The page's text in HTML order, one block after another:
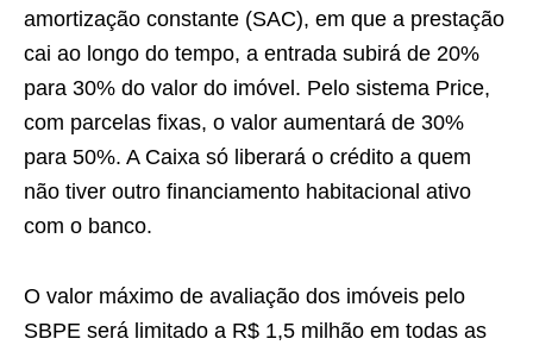
amortização constante (SAC), em que a prestação
cai ao longo do tempo, a entrada subirá de 20%
para 30% do valor do imóvel. Pelo sistema Price,
com parcelas fixas, o valor aumentará de 30%
para 50%. A Caixa só liberará o crédito a quem
não tiver outro financiamento habitacional ativo
com o banco.
O valor máximo de avaliação dos imóveis pelo
SBPE será limitado a R$ 1,5 milhão em todas as